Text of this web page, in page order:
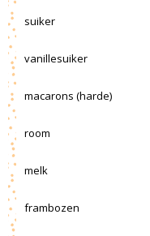
suiker
vanillesuiker
macarons (harde)
room
melk
frambozen